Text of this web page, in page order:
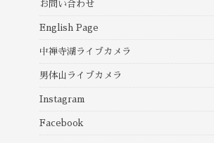
お問い合わせ
English Page
中禅寺湖ライブカメラ
男体山ライブカメラ
Instagram
Facebook